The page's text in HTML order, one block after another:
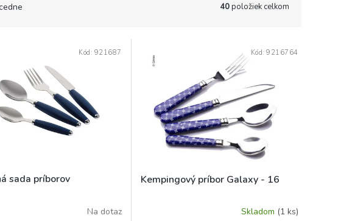
40položiek celkom
sada príborov
Na dotaz
Kód: 921687
Kempingový príbor Galaxy - 16
Skladom (1 ks)
Kód:9216764